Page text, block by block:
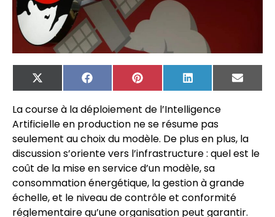
X
(Twitter)
FacebookPinterest LinkedIn
Email
La course à la déploiement de l’Intelligence
Artificielle en production ne se résume pas
seulement au choix du modèle. De plus en plus, la
discussion s’oriente vers l’infrastructure : quel est le
coût de la mise en service d’un modèle, sa
consommation énergétique, la gestion à grande
échelle, et le niveau de contrôle et conformité
réglementaire qu’une organisation peut garantir.